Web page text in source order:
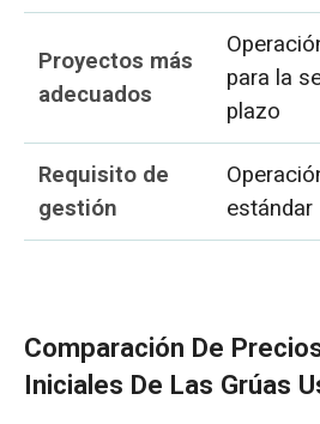
Proyectos más
adecuados
para la
plazo
Requisito de
gestión
estándar
Comparación De
Iniciales De Las Grúas